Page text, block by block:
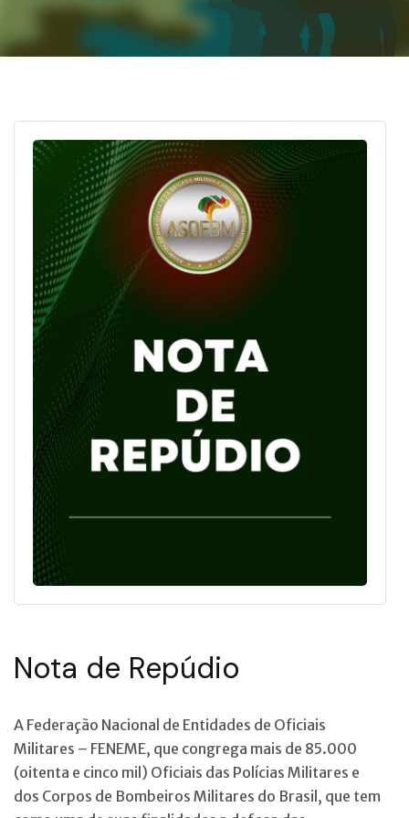
Nota de Repúdio
A Federação Nacional de Entidades de Oficiais
Militares – FENEME, que congrega mais de 85.000
(oitenta e cinco mil) Oficiais das Polícias Militares e
dos Corpos de Bombeiros Militares do Brasil, que tem